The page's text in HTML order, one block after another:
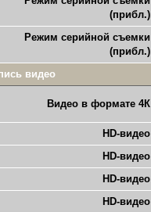
(прибл.)
Режим серийной съемки
(прибл.)
видео
Видео в формате 4К
HD-видео
HD-видео
HD-видео
HD-видео